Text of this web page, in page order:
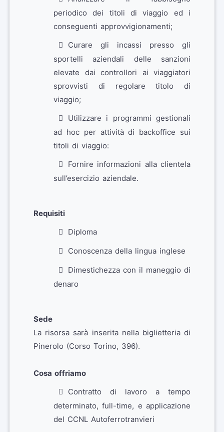
periodico dei titoli di viaggio ed i
conseguenti approvvigionamenti;
Curare gli incassi presso gli
sportelli aziendali delle sanzioni
elevate dai controllori ai viaggiatori
sprovvisti di regolare titolo di
viaggio;
Utilizzare i programmi gestionali
ad hoc per attività di backoffice sui
titoli di viaggio:
Fornire informazioni alla clientela
sull’esercizio aziendale.
Requisiti
Diploma
Conoscenza della lingua inglese
Dimestichezza con il maneggio di
denaro
Sede
La risorsa sarà inserita nella biglietteria di
Pinerolo (Corso Torino, 396).
Cosa offriamo
Contratto di lavoro a tempo
determinato, full-time, e applicazione
del CCNL Autoferrotranvieri